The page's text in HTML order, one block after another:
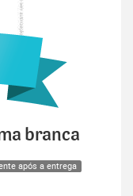
branca
após a entrega